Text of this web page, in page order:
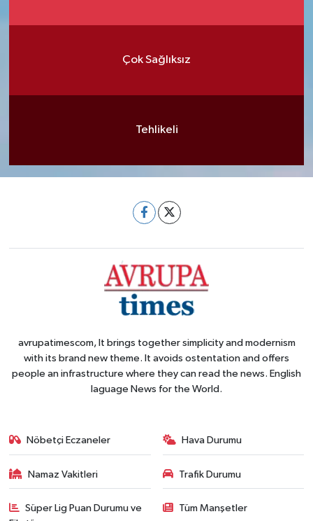
Çok Sağlıksız
Tehlikeli
avrupatimescom, It brings together simplicity and modernism
with its brand new theme. It avoids ostentation and offers
people an infrastructure where they can read the news. English
laguage News for the World.
Nöbetçi Eczaneler Hava Durumu
Namaz Vakitleri Trafik Durumu
Süper Lig Puan Durumu ve
Tüm Manşetler